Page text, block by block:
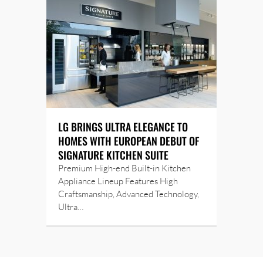
LG BRINGS ULTRA ELEGANCE TO
HOMES WITH EUROPEAN DEBUT OF
SIGNATURE KITCHEN SUITE
Premium High-end Built-in Kitchen
Appliance Lineup Features High
Craftsmanship, Advanced Technology,
Ultra…